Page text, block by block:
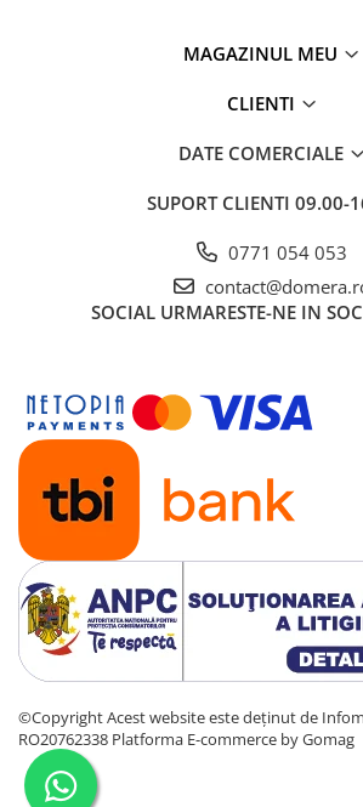
MAGAZINUL MEU
CLIENTI
DATE COMERCIALE
SUPORT CLIENTI 09.00-
0771 054 053
SOCIAL URMARESTE-NE IN
©Copyright Acest website este deținut de
RO20762338 Platforma E-commerce by Gomag